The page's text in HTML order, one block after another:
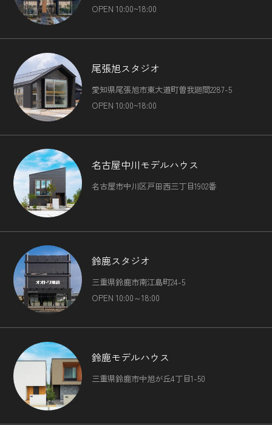
OPEN 10:00~18:00
尾張旭スタジオ
愛知県尾張旭市東大道町曽我廻間2287-5
OPEN 10:00~18:00
名古屋中川モデルハウス
名古屋市中川区戸田西三丁目1902番
鈴鹿スタジオ
三重県鈴鹿市南江島町24-5
OPEN 10:00～18:00
鈴鹿モデルハウス
三重県鈴鹿市中旭が丘4丁目1-50